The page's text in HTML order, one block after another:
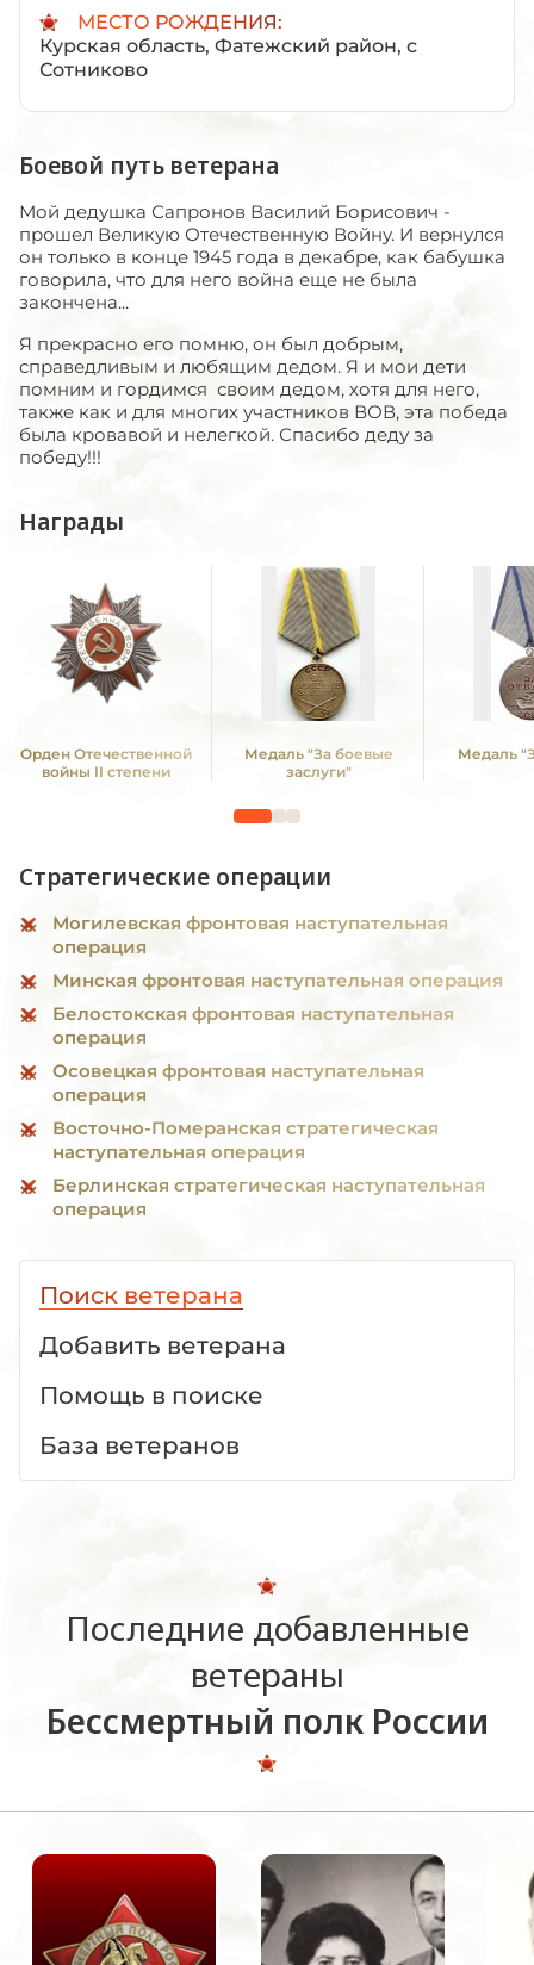
МЕСТО РОЖДЕНИЯ:
Курская область, Фатежский район, с
Сотниково
Боевой путь ветерана
Мой дедушка Сапронов Василий Борисович -
прошел Великую Отечественную Войну. И вернулся
он только в конце 1945 года в декабре, как бабушка
говорила, что для него война еще не была
закончена...
Я прекрасно его помню, он был добрым,
справедливым и любящим дедом. Я и мои дети
помним и гордимся своим дедом, хотя для него,
также как и для многих участников ВОВ, эта победа
была кровавой и нелегкой. Спасибо деду за
победу!!!
Награды
Орден Отечественной
войны II степени
Медаль "За боевые
заслуги"
Медаль
Стратегические операции
Могилевская фронтовая наступательная
операция
Минская фронтовая наступательная операция
Белостокская фронтовая наступательная
операция
Осовецкая фронтовая наступательная
операция
Восточно-Померанская стратегическая
наступательная операция
Берлинская стратегическая наступательная
операция
Поиск ветерана
Добавить ветерана
Помощь в поиске
База ветеранов
Последние добавленные
ветераны
Бессмертный полк России